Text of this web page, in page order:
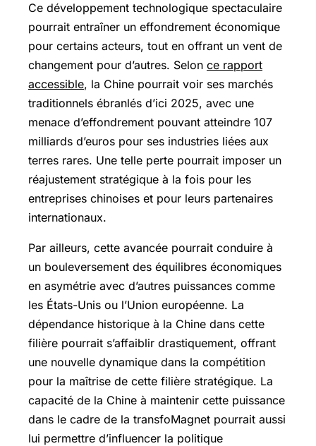
Ce développement technologique spectaculaire
pourrait entraîner un effondrement économique
pour certains acteurs, tout en offrant un vent de
changement pour d’autres. Selon ce rapport
accessible, la Chine pourrait voir ses marchés
traditionnels ébranlés d’ici 2025, avec une
menace d’effondrement pouvant atteindre 107
milliards d’euros pour ses industries liées aux
terres rares. Une telle perte pourrait imposer un
réajustement stratégique à la fois pour les
entreprises chinoises et pour leurs partenaires
internationaux.
Par ailleurs, cette avancée pourrait conduire à
un bouleversement des équilibres économiques
en asymétrie avec d’autres puissances comme
les États-Unis ou l’Union européenne. La
dépendance historique à la Chine dans cette
filière pourrait s’affaiblir drastiquement, offrant
une nouvelle dynamique dans la compétition
pour la maîtrise de cette filière stratégique. La
capacité de la Chine à maintenir cette puissance
dans le cadre de la transfoMagnet pourrait aussi
lui permettre d’influencer la politique